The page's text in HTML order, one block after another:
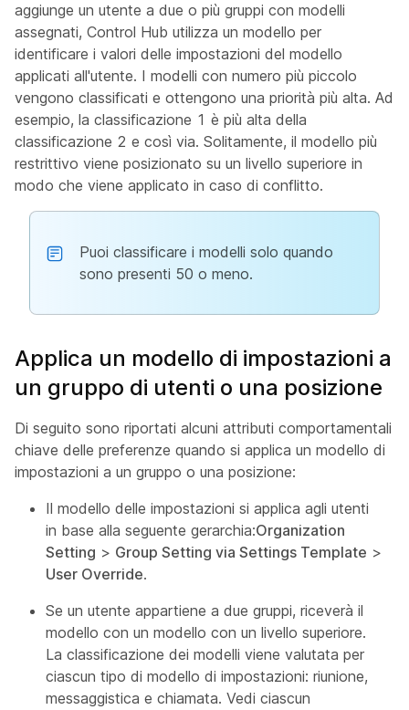
aggiunge un utente a due o più gruppi con modelli
assegnati, Control Hub utilizza un modello per
identificare i valori delle impostazioni del modello
applicati all'utente. I modelli con numero più piccolo
vengono classificati e ottengono una priorità più alta. Ad
esempio, la classificazione 1 è più alta della
classificazione 2 e così via. Solitamente, il modello più
restrittivo viene posizionato su un livello superiore in
modo che viene applicato in caso di conflitto.
Puoi classificare i modelli solo quando
sono presenti 50 o meno.
Applica un modello di impostazioni a
un gruppo di utenti o una posizione
Di seguito sono riportati alcuni attributi comportamentali
chiave delle preferenze quando si applica un modello di
impostazioni a un gruppo o una posizione:
Il modello delle impostazioni si applica agli utenti
in base alla seguente gerarchia:Organization
Setting > Group Setting via Settings Template >
User Override.
Se un utente appartiene a due gruppi, riceverà il
modello con un modello con un livello superiore.
La classificazione dei modelli viene valutata per
ciascun tipo di modello di impostazioni: riunione,
messaggistica e chiamata. Vedi ciascun